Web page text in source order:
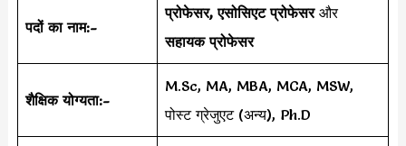
पदों का नाम:-
प्रोफेसर, एसोसिएट प्रोफेसर और
सहायक प्रोफेसर
शैक्षिक योग्यता:-
M.Sc, MA, MBA, MCA, MSW,
पोस्ट ग्रेजुएट (अन्य), Ph.D